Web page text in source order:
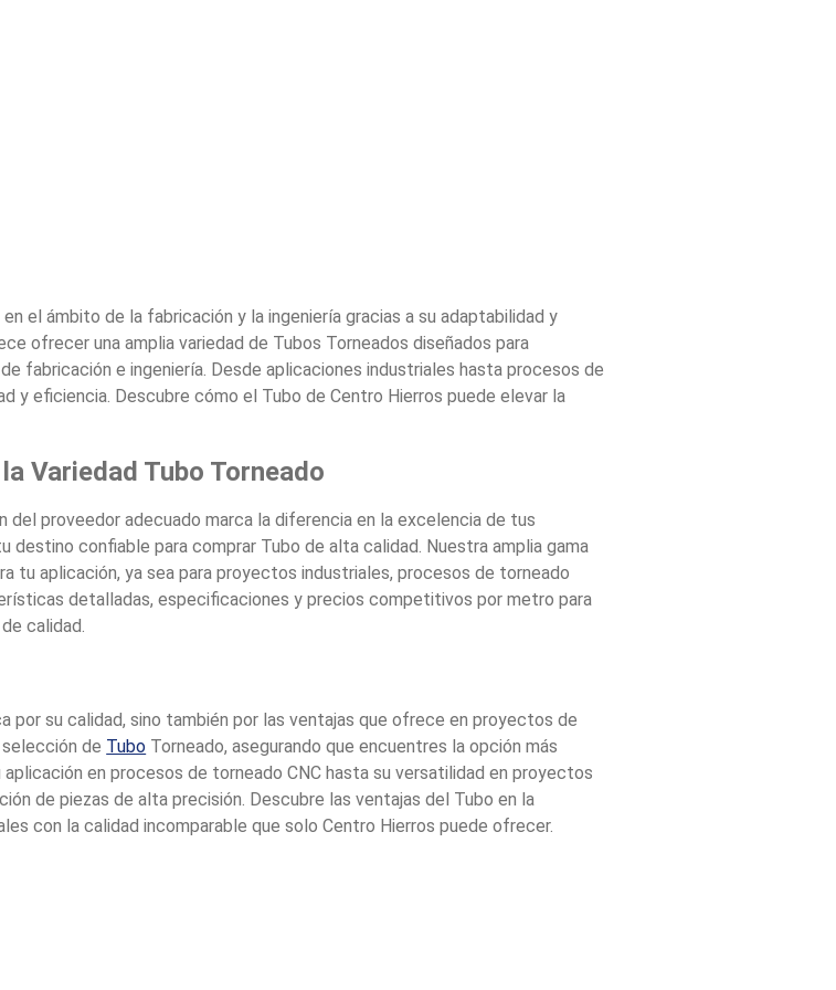
el ámbito de la fabricación y la ingeniería gracias a su adaptabilidad y
ofrecer una amplia variedad de Tubos Torneados diseñados para
fabricación e ingeniería. Desde aplicaciones industriales hasta procesos de
y eficiencia. Descubre cómo el Tubo de Centro Hierros puede elevar la
Variedad Tubo Torneado
del proveedor adecuado marca la diferencia en la excelencia de tus
confiable para comprar Tubo de alta calidad. Nuestra amplia gama
aplicación, ya sea para proyectos industriales, procesos de torneado
detalladas, especificaciones y precios competitivos por metro para
calidad.
por su calidad, sino también por las ventajas que ofrece en proyectos de
de Tubo Torneado, asegurando que encuentres la opción más
en procesos de torneado CNC hasta su versatilidad en proyectos
de piezas de alta precisión. Descubre las ventajas del Tubo en la
con la calidad incomparable que solo Centro Hierros puede ofrecer.